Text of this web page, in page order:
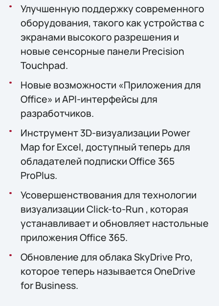
Улучшенную поддержку современного
оборудования, такого как устройства с
экранами высокого разрешения и
новые сенсорные панели Precision
Touchpad.
Новые возможности «Приложения для
Office» и API-интерфейсы для
разработчиков.
Инструмент 3D-визуализации Power
Map for Excel, доступный теперь для
обладателей подписки Office 365
ProPlus.
Усовершенствования для технологии
визуализации Click-to-Run , которая
устанавливает и обновляет настольные
приложения Office 365.
Обновление для облака SkyDrive Pro,
которое теперь называется OneDrive
for Business.